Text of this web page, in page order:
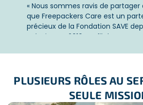
Enrichissent les activités
dans des zones à besoins
reforestation répondent à l’ODD 15
Participer à la conservation
Protection de la biodiversité.
« Nous sommes ravis de partager
que Freepackers Care est un
précieux de la Fondation SAVE
création en 2019. Au fil des ans,
succès de nos projets, tant par
engagés.
Leurs contributions ont joué un
PLUSIEURS RÔLES AU
SEULE